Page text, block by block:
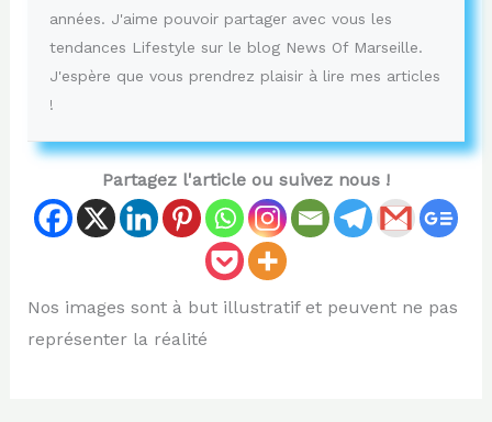
années. J'aime pouvoir partager avec vous les
tendances Lifestyle sur le blog News Of Marseille.
J'espère que vous prendrez plaisir à lire mes articles
!
Partagez l'article ou suivez nous !
Nos images sont à but illustratif et peuvent ne pas
représenter la réalité